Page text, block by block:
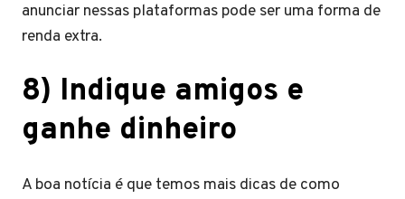
anunciar nessas plataformas pode ser uma forma de
renda extra.
8) Indique amigos e
ganhe dinheiro
A boa notícia é que temos mais dicas de como